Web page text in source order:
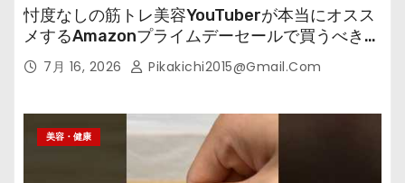
忖度なしの筋トレ美容YouTuberが本当にオスス
メするAmazonプライムデーセールで買うべきも
の 7月 16, 2026 Pikakichi2015@gmail.com
美容・健康